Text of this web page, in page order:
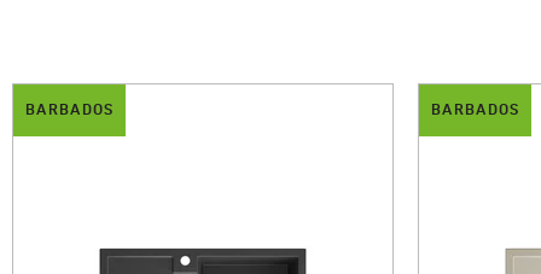
BARBADOS BARBADOS